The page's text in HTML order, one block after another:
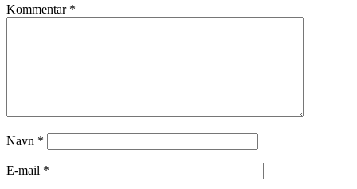
Kommentar *
Navn *
E-mail *